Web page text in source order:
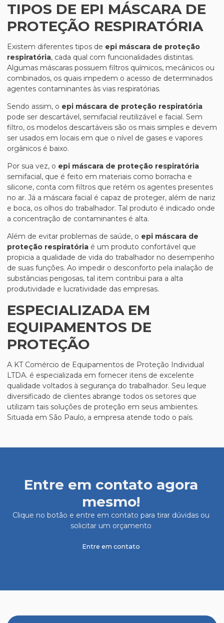
TIPOS DE EPI MÁSCARA DE
PROTEÇÃO RESPIRATÓRIA
Existem diferentes tipos de epi máscara de proteção
respiratória, cada qual com funcionalidades distintas.
Algumas máscaras possuem filtros químicos, mecânicos ou
combinados, os quais impedem o acesso de determinados
agentes contaminantes às vias respiratórias.
Sendo assim, o epi máscara de proteção respiratória
pode ser descartável, semifacial reutilizável e facial. Sem
filtro, os modelos descartáveis são os mais simples e devem
ser usados em locais em que o nível de gases e vapores
orgânicos é baixo.
Por sua vez, o epi máscara de proteção respiratória
semifacial, que é feito em materiais como borracha e
silicone, conta com filtros que retém os agentes presentes
no ar. Já a máscara facial é capaz de proteger, além de nariz
e boca, os olhos do trabalhador. Tal produto é indicado onde
a concentração de contaminantes é alta.
Além de evitar problemas de saúde, o epi máscara de
proteção respiratória é um produto confortável que
propicia a qualidade de vida do trabalhador no desempenho
de suas funções. Ao impedir o desconforto pela inalação de
substâncias perigosas, tal item contribui para a alta
produtividade e lucratividade das empresas.
ESPECIALIZADA EM
EQUIPAMENTOS DE
PROTEÇÃO
A KT Comércio de Equipamentos de Proteção Individual
LTDA. é especializada em fornecer itens de excelente
qualidade voltados à segurança do trabalhador. Seu leque
diversificado de clientes abrange todos os setores que
utilizam tais soluções de proteção em seus ambientes.
Situada em São Paulo, a empresa atende todo o país.
Entre em contato agora
mesmo!
Clique no botão e entre em contato para tirar dúvidas ou
solicitar um orçamento
Entre em contato